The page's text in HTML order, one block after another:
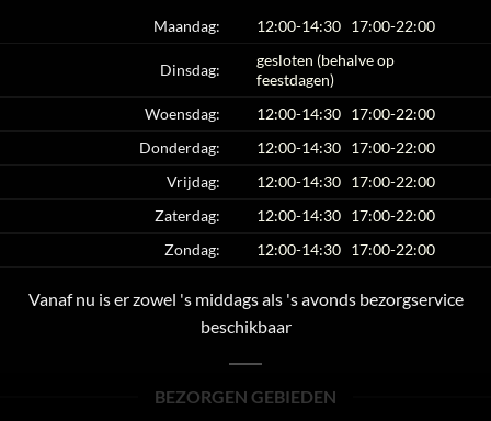
Maandag: 12:00-14:30 17:00-22:00
Dinsdag:
gesloten (behalve op
feestdagen)
Woensdag:
12:00-14:30 17:00-22:00
Donderdag:
12:00-14:30 17:00-22:00
Vrijdag:
12:00-14:30 17:00-22:00
Zaterdag:
12:00-14:30 17:00-22:00
Zondag:
12:00-14:30 17:00-22:00
Vanaf nu is er zowel 's middags als 's avonds bezorgservice
beschikbaar
BEZORGEN GEBIEDEN